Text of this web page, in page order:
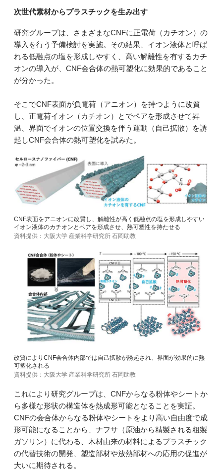
次世代素材からプラスチックを生み出す
研究グループは、さまざまなCNFに正電荷（カチオン）の
導入を行う予備検討を実施。その結果、イオン液体と呼ば
れる低融点の塩を形成しやすく、高い解離性を有するカチ
オンの導入が、CNF会合体の熱可塑化に効果的であること
が分かった。
そこでCNF表面が負電荷（アニオン）を持つように改質
し、正電荷イオン（カチオン）とでペアを形成させて昇
温、界面でイオンの位置交換を伴う運動（自己拡散）を誘
起しCNF会合体の熱可塑化を試みた。
CNF表面をアニオンに改質し、解離性が高く低融点の塩を形成しやすい
イオン液体のカチオンとペアを形成させ、熱可塑性を持たせる
資料提供：大阪大学 産業科学研究所 石岡助教
改質によりCNF会合体内部では自己拡散が誘起され、界面が効果的に熱
可塑化される
資料提供：大阪大学 産業科学研究所 石岡助教
これにより研究グループは、CNFからなる粉体やシートか
ら多様な形状の構造体を熱成形可能となることを実証。
CNFの会合体からなる粉体やシートをより高い自由度で成
形可能になることから、ナフサ（原油から精製される粗製
ガソリン）に代わる、木材由来の材料によるプラスチック
の代替技術の開発、塑造部材や放熱部材への応用の促進が
大いに期待される。